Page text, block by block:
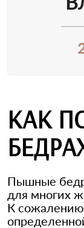
КАК
Пышные
для многих
К